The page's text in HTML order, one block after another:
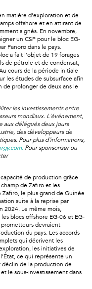
matière d'exploration et de
offshore et en attirant de
signés. En novembre,
un CSP pour le bloc EG-
Panoro dans le pays.
a fait l'objet de 19 forages
de pétrole et de condensat,
cours de la période initiale
les études de subsurface afin
prolonger de deux ans le
les investissements entre
mondiaux. L'événement,
aux délégués deux jours
des développeurs de
Pour plus d'informations,
Pour sponsoriser ou
de production grâce
de Zafiro et les
le plus grand de Guinée
suite à la reprise par
2024. Le même mois,
blocs offshore EG-06 et EG-
devraient
du pays. Les accords
qui décrivent les
les initiatives de
ce qui représente un
de la production de
le sous-investissement dans